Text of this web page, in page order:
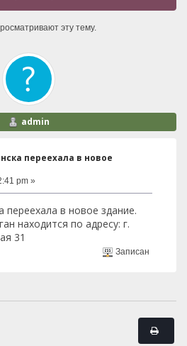
эту тему.
admin
переехала в новое
pm »
переехала в новое здание.
находится по адресу: г.
31
Записан